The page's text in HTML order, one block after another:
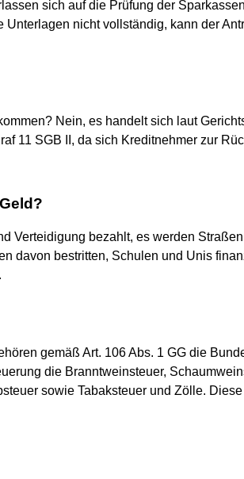
sich auf die Prüfung der
Unterlagen nicht vollständig, kann der
Nein, es handelt sich laut
11 SGB II, da sich Kreditnehmer zur
Verteidigung bezahlt, es werden
davon bestritten, Schulen und Unis
gemäß Art. 106 Abs. 1 GG die
die Branntweinsteuer,
sowie Tabaksteuer und Zölle.